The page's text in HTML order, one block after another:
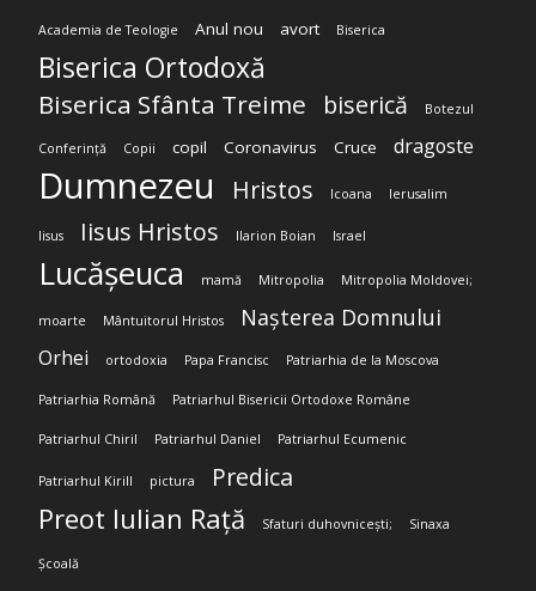
Academia de Teologie Anul nou avort Biserica
Biserica Ortodoxă
Biserica Sfânta Treime biserică Botezul
Conferință Copii copil Coronavirus Cruce dragoste
Dumnezeu Hristos Icoana Ierusalim
Iisus Iisus Hristos Ilarion Boian Israel
Lucășeuca mamă Mitropolia Mitropolia Moldovei;
moarte Mântuitorul Hristos Nașterea Domnului
Orhei ortodoxia Papa Francisc Patriarhia de la Moscova
Patriarhia Română Patriarhul Bisericii Ortodoxe Române
Patriarhul Chiril Patriarhul Daniel Patriarhul Ecumenic
Patriarhul Kirill pictura Predica
Preot Iulian Rață Sfaturi duhovnicești; Sinaxa
Școală